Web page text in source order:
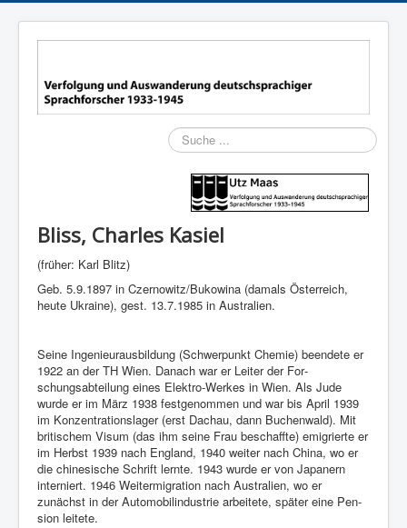
Suchen
Bliss, Charles Kasiel
(früher: Karl Blitz)
Geb. 5.9.1897 in Czernowitz/Bukowina (damals Öster­reich,
heute Ukraine), gest. 13.7.1985 in Australien.
Seine Ingenieurausbildung (Schwerpunkt Chemie) been­dete er
1922 an der TH Wien. Danach war er Leiter der For­
schungsabteilung ei­nes Elektro-Wer­kes in Wien. Als Jude
wurde er im März 1938 festge­nommen und war bis April 1939
im Konzen­trationslager (erst Dachau, dann Buchenwald). Mit
bri­tischem Visum (das ihm seine Frau be­schaffte) emi­grierte er
im Herbst 1939 nach Eng­land, 1940 weiter nach China, wo er
die chinesische Schrift lernte. 1943 wurde er von Japanern
inter­niert. 1946 Weitermi­gration nach Australien, wo er
zunächst in der Automobil­industrie arbeitete, später eine Pen­
sion leitete.